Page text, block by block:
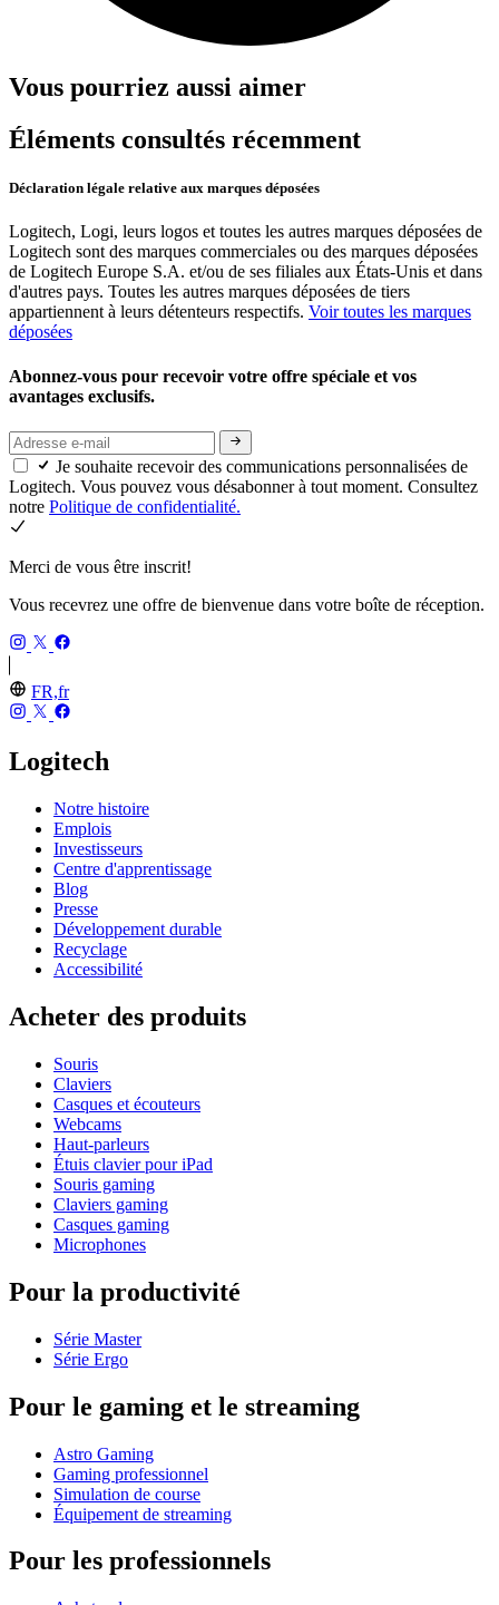
Vous pourriez aussi aimer
Éléments consultés récemment
Déclaration légale relative aux marques déposées
Logitech, Logi, leurs logos et toutes les autres marques déposées de
Logitech sont des marques commerciales ou des marques déposées
de Logitech Europe S.A. et/ou de ses filiales aux États-Unis et dans
d'autres pays. Toutes les autres marques déposées de tiers
appartiennent à leurs détenteurs respectifs. Voir toutes les marques
déposées
Abonnez-vous pour recevoir votre offre spéciale et vos
avantages exclusifs.
Je souhaite recevoir des communications personnalisées de
Logitech. Vous pouvez vous désabonner à tout moment. Consultez
notre Politique de confidentialité.
Merci de vous être inscrit!
Vous recevrez une offre de bienvenue dans votre boîte de réception.
FR,fr
Logitech
Notre histoire
Emplois
Investisseurs
Centre d'apprentissage
Blog
Presse
Développement durable
Recyclage
Accessibilité
Acheter des produits
Souris
Claviers
Casques et écouteurs
Webcams
Haut-parleurs
Étuis clavier pour iPad
Souris gaming
Claviers gaming
Casques gaming
Microphones
Pour la productivité
Série Master
Série Ergo
Pour le gaming et le streaming
Astro Gaming
Gaming professionnel
Simulation de course
Équipement de streaming
Pour les professionnels